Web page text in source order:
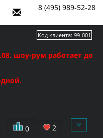
8 (495) 989-52-28
шоу-рум работает до
0 2
Код клиента: 99-001